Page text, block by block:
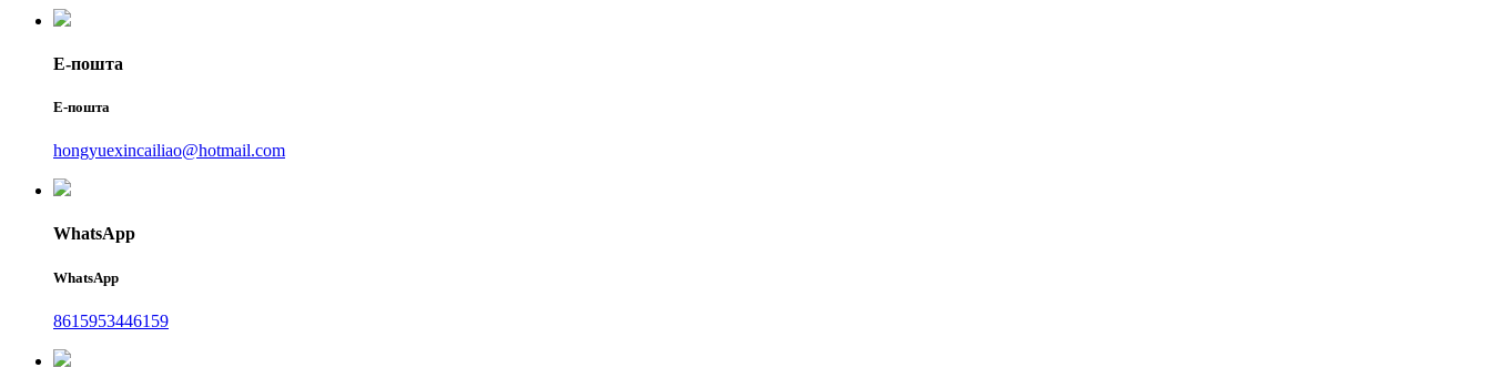
Е-пошта
Е-пошта
hongyuexincailiao@hotmail.com
WhatsApp
WhatsApp
8615953446159